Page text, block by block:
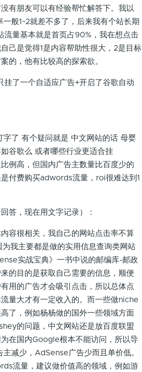
有朋友可以有经验帮忙解答下。我以
般1~2就差不多了，后来我有个站长期
流量基本就是首页占90%，我在想点击
己是觉得1是内容帮助性很大，2是目标
的，他有比较高的探索欲。
挂了一个自适应广告+开启了谷歌自动
字了 有个疑问就是 中文网站的话 母婴
谷歌么 或者哪些行业更适合挂
例高，但国内广告主数量比百度少的
付费购买adwords流量，roi很难达到1
答，现在用文字记录）：
容很相关，我自己的网站点击率不算
为我主要都是做的实用信息查询类网站
实战宝典》一书中说的邮编库-邮政
的目的是获取自己需要的信息，顺便
用的广告才会吸引点击，所以总体点
量大才有一定收入的。而一些做niche
了，例如杨杨做的国外一些领域方面
的问题，中文网站还是放百度联盟
在国内Google根本不能访问，所以导
减少，AdSense广告少而且单价低。
流量，建议做价值高的领域，例如游